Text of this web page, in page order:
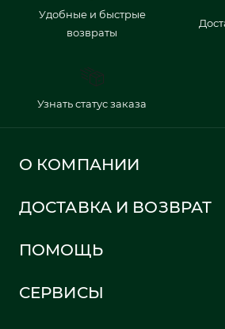
Удобные и быстрые
возвраты
Узнать статус заказа
О КОМПАНИИ
Политика в отношении обработки
ДОСТАВКА И ВОЗВРАТ
Информация о доставке
Правила возврата
ПОМОЩЬ
Карта сайта
СЕРВИСЫ